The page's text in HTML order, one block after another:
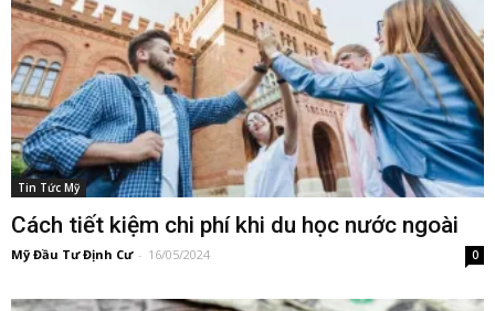
Tin Tức Mỹ
Cách tiết kiệm chi phí khi du học nước ngoài
Mỹ Đầu Tư Định Cư - 16/05/2024 0